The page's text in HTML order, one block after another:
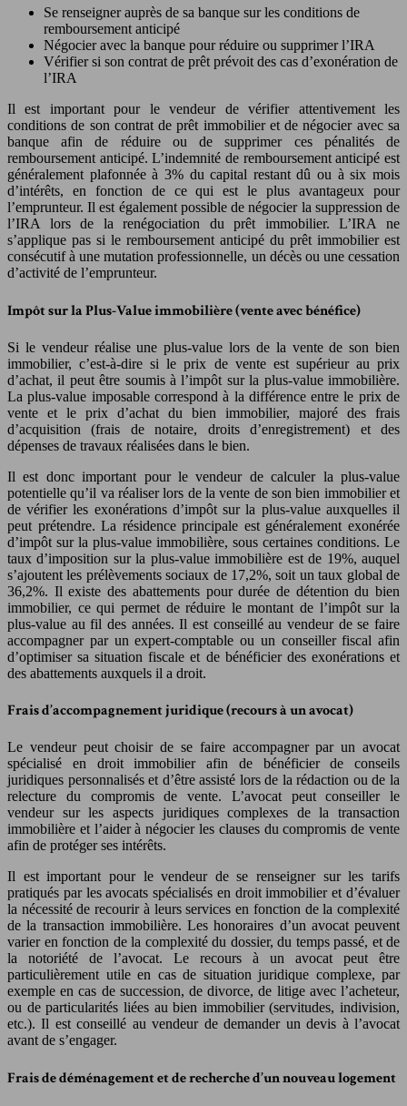
Se renseigner auprès de sa banque sur les conditions de
remboursement anticipé
Négocier avec la banque pour réduire ou supprimer l’IRA
Vérifier si son contrat de prêt prévoit des cas d’exonération de
l’IRA
Il est important pour le vendeur de vérifier attentivement les
conditions de son contrat de prêt immobilier et de négocier avec sa
banque afin de réduire ou de supprimer ces pénalités de
remboursement anticipé. L’indemnité de remboursement anticipé est
généralement plafonnée à 3% du capital restant dû ou à six mois
d’intérêts, en fonction de ce qui est le plus avantageux pour
l’emprunteur. Il est également possible de négocier la suppression de
l’IRA lors de la renégociation du prêt immobilier. L’IRA ne
s’applique pas si le remboursement anticipé du prêt immobilier est
consécutif à une mutation professionnelle, un décès ou une cessation
d’activité de l’emprunteur.
Impôt sur la Plus-Value immobilière (vente avec bénéfice)
Si le vendeur réalise une plus-value lors de la vente de son bien
immobilier, c’est-à-dire si le prix de vente est supérieur au prix
d’achat, il peut être soumis à l’impôt sur la plus-value immobilière.
La plus-value imposable correspond à la différence entre le prix de
vente et le prix d’achat du bien immobilier, majoré des frais
d’acquisition (frais de notaire, droits d’enregistrement) et des
dépenses de travaux réalisées dans le bien.
Il est donc important pour le vendeur de calculer la plus-value
potentielle qu’il va réaliser lors de la vente de son bien immobilier et
de vérifier les exonérations d’impôt sur la plus-value auxquelles il
peut prétendre. La résidence principale est généralement exonérée
d’impôt sur la plus-value immobilière, sous certaines conditions. Le
taux d’imposition sur la plus-value immobilière est de 19%, auquel
s’ajoutent les prélèvements sociaux de 17,2%, soit un taux global de
36,2%. Il existe des abattements pour durée de détention du bien
immobilier, ce qui permet de réduire le montant de l’impôt sur la
plus-value au fil des années. Il est conseillé au vendeur de se faire
accompagner par un expert-comptable ou un conseiller fiscal afin
d’optimiser sa situation fiscale et de bénéficier des exonérations et
des abattements auxquels il a droit.
Frais d’accompagnement juridique (recours à un avocat)
Le vendeur peut choisir de se faire accompagner par un avocat
spécialisé en droit immobilier afin de bénéficier de conseils
juridiques personnalisés et d’être assisté lors de la rédaction ou de la
relecture du compromis de vente. L’avocat peut conseiller le
vendeur sur les aspects juridiques complexes de la transaction
immobilière et l’aider à négocier les clauses du compromis de vente
afin de protéger ses intérêts.
Il est important pour le vendeur de se renseigner sur les tarifs
pratiqués par les avocats spécialisés en droit immobilier et d’évaluer
la nécessité de recourir à leurs services en fonction de la complexité
de la transaction immobilière. Les honoraires d’un avocat peuvent
varier en fonction de la complexité du dossier, du temps passé, et de
la notoriété de l’avocat. Le recours à un avocat peut être
particulièrement utile en cas de situation juridique complexe, par
exemple en cas de succession, de divorce, de litige avec l’acheteur,
ou de particularités liées au bien immobilier (servitudes, indivision,
etc.). Il est conseillé au vendeur de demander un devis à l’avocat
avant de s’engager.
Frais de déménagement et de recherche d’un nouveau logement